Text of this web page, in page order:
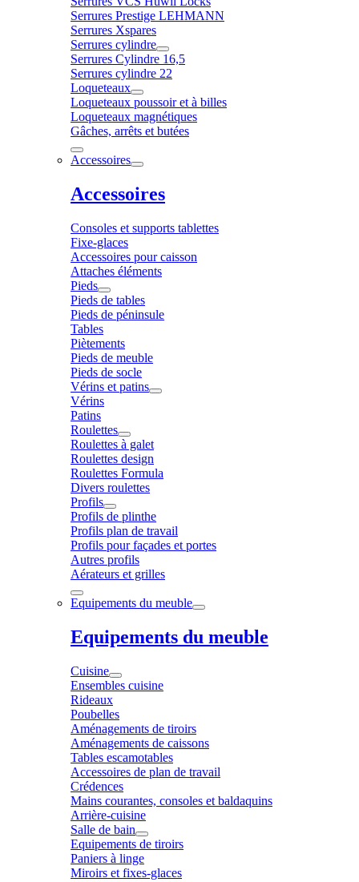
Serrures Prestige LEHMANN
Serrures Xspares
Serrures cylindre
Serrures Cylindre 16,5
Serrures cylindre 22
Loqueteaux
Loqueteaux poussoir et à billes
Loqueteaux magnétiques
Gâches, arrêts et butées
Accessoires
Accessoires
Consoles et supports tablettes
Fixe-glaces
Accessoires pour caisson
Attaches éléments
Pieds
Pieds de tables
Pieds de péninsule
Tables
Piètements
Pieds de meuble
Pieds de socle
Vérins et patins
Vérins
Patins
Roulettes
Roulettes à galet
Roulettes design
Roulettes Formula
Divers roulettes
Profils
Profils de plinthe
Profils plan de travail
Profils pour façades et portes
Autres profils
Aérateurs et grilles
Equipements du meuble
Equipements du meuble
Cuisine
Ensembles cuisine
Rideaux
Poubelles
Aménagements de tiroirs
Aménagements de caissons
Tables escamotables
Accessoires de plan de travail
Crédences
Mains courantes, consoles et baldaquins
Arrière-cuisine
Salle de bain
Equipements de tiroirs
Paniers à linge
Miroirs et fixes-glaces